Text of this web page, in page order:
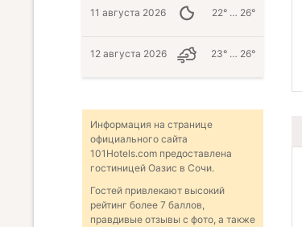
11 августа 2026 22° … 26°
12 августа 2026 23° … 26°
Информация на странице
официального сайта
101Hotels.com предоставлена
гостиницей Оазис в Сочи.
Гостей привлекают высокий
рейтинг более 7 баллов,
правдивые отзывы с фото, а также